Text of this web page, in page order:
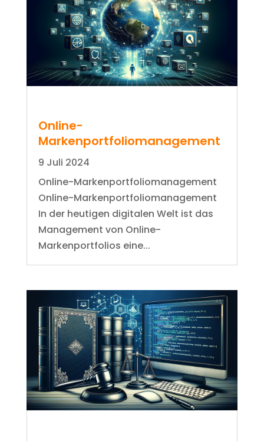
Online-
Markenportfoliomanagement
9 Juli 2024
Online-Markenportfoliomanagement
Online-Markenportfoliomanagement
In der heutigen digitalen Welt ist das
Management von Online-
Markenportfolios eine...